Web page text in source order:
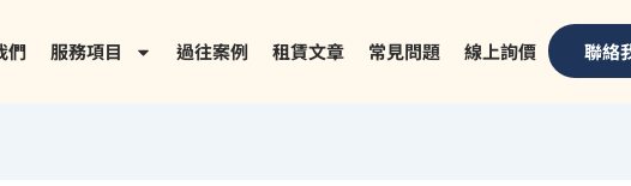
們 服務項目 過往案例 租賃文章 常見問題 線上詢價 聯絡